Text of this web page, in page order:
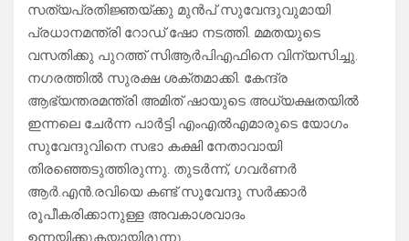
സത്യപ്രതിജ്ഞയ്ക്കു മുൻപ് സുവേന്ദുവുമായി
പ്രധാനമന്ത്രി റോഡ് ഷോ നടത്തി. മമതയുടെ
വസതിക്കു പുറത്ത് സിആർപിഎഫിനെ വിന്യസിച്ചു.
നഗരത്തിൽ സുരക്ഷ ശക്തമാക്കി. കേന്ദ്ര
ആഭ്യന്തരമന്ത്രി അമിത് ഷായുടെ അധ്യക്ഷതയിൽ
ഇന്നലെ ചേർന്ന പാർട്ടി എംഎൽഎമാരുടെ യോഗം
സുവേന്ദുവിനെ സഭാ കക്ഷി നേതാവായി
തിരഞ്ഞെടുത്തിരുന്നു. തുടർന്ന്, ഗവർണർ
ആർ.എൻ.രവിയെ കണ്ട് സുവേന്ദു സർക്കാർ
രൂപീകരിക്കാനുള്ള അവകാശവാദം
ഉന്നയിക്കുകയായിരുന്നു.